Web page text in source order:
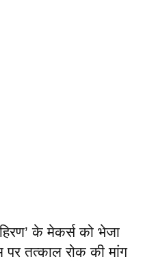
के मेकर्स को भेजा
तत्काल रोक की मांग